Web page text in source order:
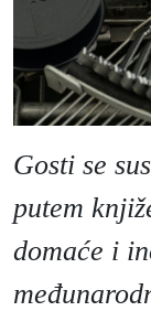
Gosti se
putem
domaće i